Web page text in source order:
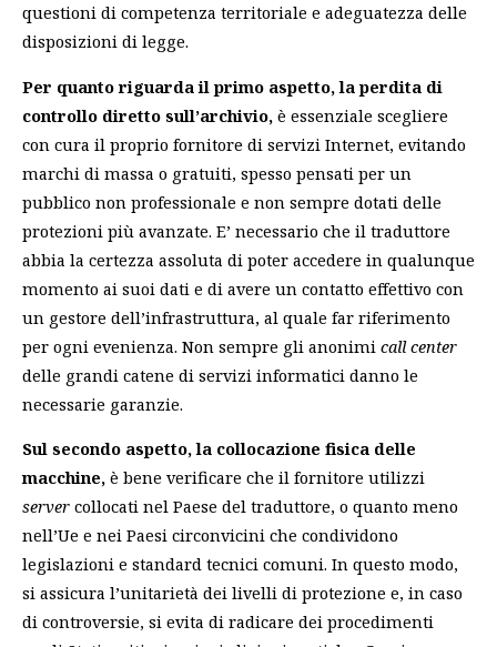
questioni di competenza territoriale e adeguatezza delle
disposizioni di legge.
Per quanto riguarda il primo aspetto, la perdita di
controllo diretto sull’archivio, è essenziale scegliere
con cura il proprio fornitore di servizi Internet, evitando
marchi di massa o gratuiti, spesso pensati per un
pubblico non professionale e non sempre dotati delle
protezioni più avanzate. E’ necessario che il traduttore
abbia la certezza assoluta di poter accedere in qualunque
momento ai suoi dati e di avere un contatto effettivo con
un gestore dell’infrastruttura, al quale far riferimento
per ogni evenienza. Non sempre gli anonimi call center
delle grandi catene di servizi informatici danno le
necessarie garanzie.
Sul secondo aspetto, la collocazione fisica delle
macchine, è bene verificare che il fornitore utilizzi
server collocati nel Paese del traduttore, o quanto meno
nell’Ue e nei Paesi circonvicini che condividono
legislazioni e standard tecnici comuni. In questo modo,
si assicura l’unitarietà dei livelli di protezione e, in caso
di controversie, si evita di radicare dei procedimenti